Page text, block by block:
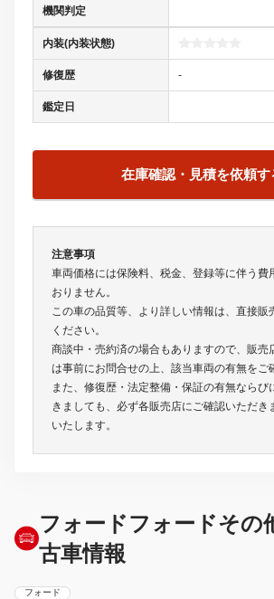
機関判定
内装(内装状態)
修復歴 -
鑑定日
在庫確認・見積を依頼す
注意事項
車両価格には保険料、税金、登録等に伴う費
おりません。
この車の品質等、より詳しい情報は、直接販
ください。
商談中・売約済の場合もありますので、販売
は事前にお問合せの上、該当車両の有無をご
また、修復歴・法定整備・保証の有無ならび
きましても、必ず各販売店にご確認いただき
いたします。
フォードフォードその
古車情報
フォード